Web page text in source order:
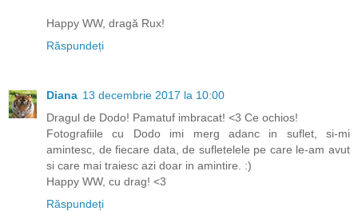
Happy WW, dragă Rux!
Răspundeți
Diana 13 decembrie 2017 la 10:00
Dragul de Dodo! Pamatuf imbracat! <3 Ce ochios!
Fotografiile cu Dodo imi merg adanc in suflet, si-mi
amintesc, de fiecare data, de sufletelele pe care le-am avut
si care mai traiesc azi doar in amintire. :)
Happy WW, cu drag! <3
Răspundeți